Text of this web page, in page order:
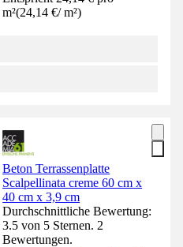
m²(24,14 €/ m²)
Beton Terrassenplatte
Scalpellinata creme 60 cm x
40 cm x 3,9 cm
Durchschnittliche Bewertung:
3.5 von 5 Sternen. 2
Bewertungen.